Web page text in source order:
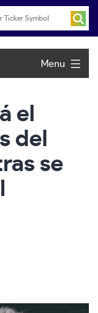
Menu
el
del
se